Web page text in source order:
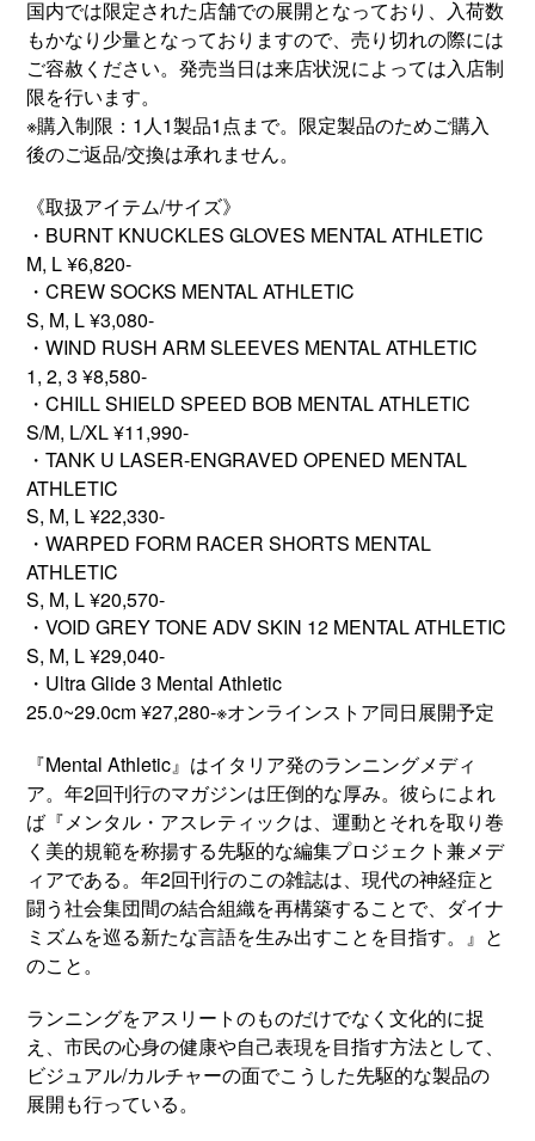
国内では限定された店舗での展開となっており、入荷数
もかなり少量となっておりますので、売り切れの際には
ご容赦ください。発売当日は来店状況によっては入店制
限を行います。
※購入制限：1人1製品1点まで。限定製品のためご購入
後のご返品/交換は承れません。
《取扱アイテム/サイズ》
・BURNT KNUCKLES GLOVES MENTAL ATHLETIC
M, L ¥6,820-
・CREW SOCKS MENTAL ATHLETIC
S, M, L ¥3,080-
・WIND RUSH ARM SLEEVES MENTAL ATHLETIC
1, 2, 3 ¥8,580-
・CHILL SHIELD SPEED BOB MENTAL ATHLETIC
S/M, L/XL ¥11,990-
・TANK U LASER-ENGRAVED OPENED MENTAL
ATHLETIC
S, M, L ¥22,330-
・WARPED FORM RACER SHORTS MENTAL
ATHLETIC
S, M, L ¥20,570-
・VOID GREY TONE ADV SKIN 12 MENTAL ATHLETIC
S, M, L ¥29,040-
・Ultra Glide 3 Mental Athletic
25.0~29.0cm ¥27,280-※オンラインストア同日展開予定
『Mental Athletic』はイタリア発のランニングメディ
ア。年2回刊行のマガジンは圧倒的な厚み。彼らによれ
ば『メンタル・アスレティックは、運動とそれを取り巻
く美的規範を称揚する先駆的な編集プロジェクト兼メデ
ィアである。年2回刊行のこの雑誌は、現代の神経症と
闘う社会集団間の結合組織を再構築することで、ダイナ
ミズムを巡る新たな言語を生み出すことを目指す。』と
のこと。
ランニングをアスリートのものだけでなく文化的に捉
え、市民の心身の健康や自己表現を目指す方法として、
ビジュアル/カルチャーの面でこうした先駆的な製品の
展開も行っている。